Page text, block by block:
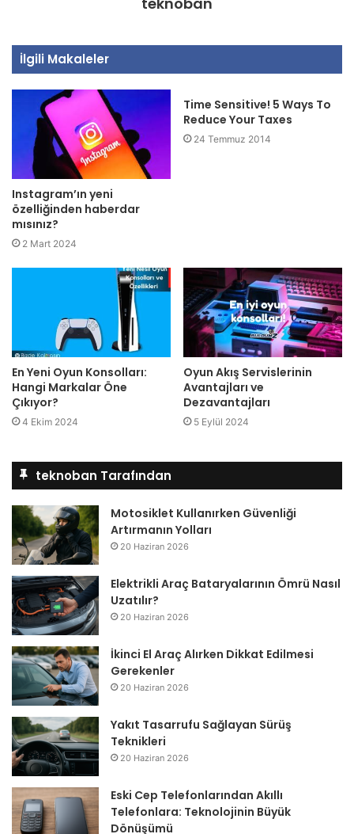
İlgili Makaleler
Instagram’ın yeni
özelliğinden haberdar
mısınız?
2 Mart 2024
Time Sensitive! 5 Ways To
Reduce Your Taxes
24 Temmuz 2014
En Yeni Oyun Konsolları:
Hangi Markalar Öne
Çıkıyor?
4 Ekim 2024
Oyun Akış Servislerinin
Avantajları ve
Dezavantajları
5 Eylül 2024
teknoban Tarafından
Motosiklet Kullanırken Güvenliği
Artırmanın Yolları
20 Haziran 2026
Elektrikli Araç Bataryalarının Ömrü Nasıl
Uzatılır?
20 Haziran 2026
İkinci El Araç Alırken Dikkat Edilmesi
Gerekenler
20 Haziran 2026
Yakıt Tasarrufu Sağlayan Sürüş
Teknikleri
20 Haziran 2026
Eski Cep Telefonlarından Akıllı
Telefonlara: Teknolojinin Büyük
Dönüşümü